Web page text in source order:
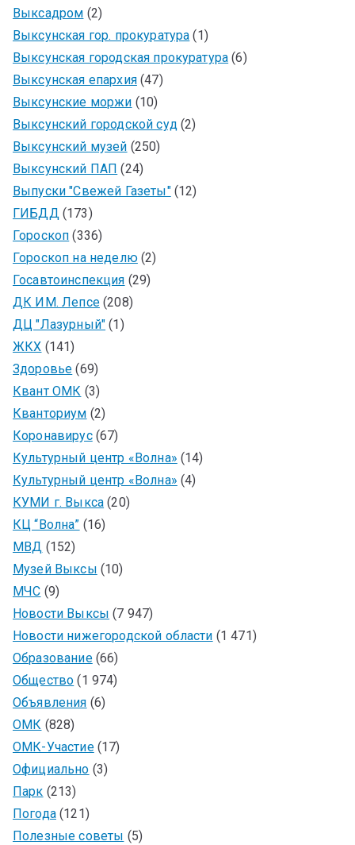
Выксадром (2)
Выксунская гор. прокуратура (1)
Выксунская городская прокуратура (6)
Выксунская епархия(47)
Выксунские моржи (10)
Выксунский городской суд(2)
Выксунский музей (250)
Выксунский ПАП (24)
Выпуски "Свежей Газеты"(12)
ГИБДД(173)
Гороскоп (336)
Гороскоп на неделю(2)
Госавтоинспекция (29)
ДК ИМ. Лепсе(208)
ДЦ "Лазурный" (1)
ЖКХ (141)
Здоровье (69)
Квант ОМК (3)
Кванториум (2)
Коронавирус(67)
Культурный центр «Волна» (14)
Культурный центр «Волна» (4)
КУМИ г. Выкса (20)
КЦ “Волна” (16)
МВД (152)
Музей Выксы (10)
МЧС (9)
Новости Выксы (7 947)
Новости нижегородской области (1 471)
Образование(66)
Общество (1 974)
Объявления (6)
ОМК (828)
ОМК-Участие(17)
Официально (3)
Парк (213)
Погода(121)
Полезные советы (5)